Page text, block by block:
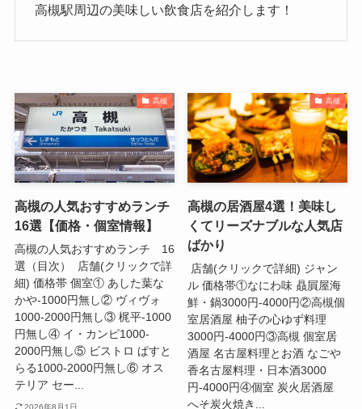
高槻駅周辺の美味しい飲食店を紹介します！
高槻
高槻の人気おすすめランチ
16選【価格・個室情報】
高槻の人気おすすめランチ 16
選（目次） 店舗(クリックで詳
細) 価格帯 個室① あした葉な
かや-1000円無し② ヴィヴォ
1000-2000円無し③ 梶平-1000
円無し④ イ・カンピ1000-
2000円無し⑤ ビストロ ぱすと
らる1000-2000円無し⑥ オス
テリア セー...
2026年8月1日
高槻
高槻の居酒屋4選！美味し
くてリーズナブルな人気店
ばかり
店舗(クリックで詳細) ジャン
ル 価格帯①なにわ味 贔屓屋海
鮮・鍋3000円-4000円②高槻個
室居酒屋 柚子の心ゆず料理
3000円-4000円③高槻 個室居
酒屋 名古屋料理とお酒 なごや
香名古屋料理・日本酒3000
円-4000円④個室 炭火居酒屋
へそ炭火焼き...